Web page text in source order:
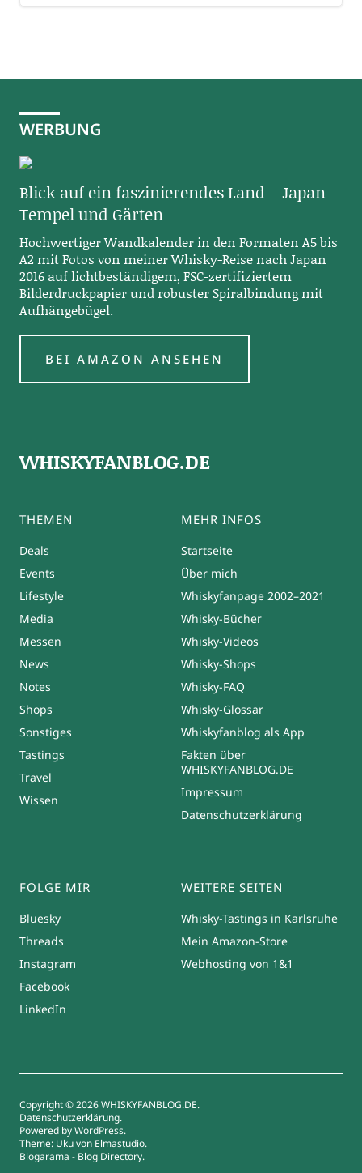
WERBUNG
Blick auf ein faszinierendes Land – Japan –
Tempel und Gärten
Hochwertiger Wandkalender in den Formaten A5 bis
A2 mit Fotos von meiner Whisky-Reise nach Japan
2016 auf lichtbeständigem, FSC-zertifiziertem
Bilderdruckpapier und robuster Spiralbindung mit
Aufhängebügel.
BEI AMAZON ANSEHEN
WHISKYFANBLOG.DE
THEMEN
Deals
Events
Lifestyle
Media
Messen
News
Notes
Shops
Sonstiges
Tastings
Travel
Wissen
MEHR INFOS
Startseite
Über mich
Whiskyfanpage 2002–2021
Whisky-Bücher
Whisky-Videos
Whisky-Shops
Whisky-FAQ
Whisky-Glossar
Whiskyfanblog als App
Fakten über
WHISKYFANBLOG.DE
Impressum
Datenschutzerklärung
FOLGE MIR
Bluesky
Threads
Instagram
Facebook
LinkedIn
WEITERE SEITEN
Whisky-Tastings in Karlsruhe
Mein Amazon-Store
Webhosting von 1&1
Copyright © 2026 WHISKYFANBLOG.DE
Datenschutzerklärung
Powered byWordPress
Theme: Uku von Elmastudio
Blogarama - Blog Directory